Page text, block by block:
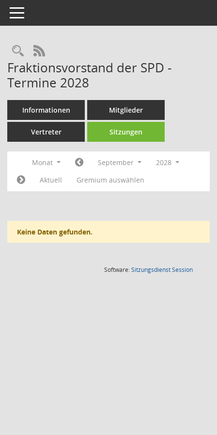
Toggle navigation
Rechercheauswahl
RSS-Feed
Fraktionsvorstand der SPD -
Termine 2028
Informationen Mitglieder
Vertreter Sitzungen
Monat September
2028
Aktuell
Gremium auswählen
Keine Daten gefunden.
Software:SitzungsdienstSession(Wird in